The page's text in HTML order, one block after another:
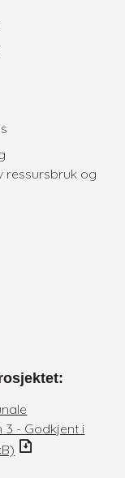
ressursbruk og
- Godkjent i